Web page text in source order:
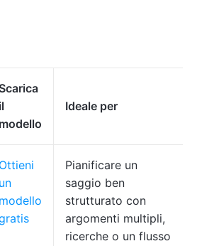
Scarica
il
modello
Ideale per
Ottieni
un
modello
Pianificare un
saggio ben
strutturato con
argomenti multipli,
ricerche o un flusso